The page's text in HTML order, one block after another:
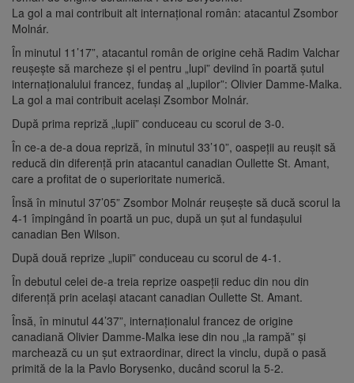
La gol a mai contribuit alt internațional român: atacantul Zsombor
Molnár.
În minutul 11’17”, atacantul român de origine cehă Radim Valchar
reușește să marcheze și el pentru „lupi” deviind în poartă șutul
internaționalului francez, fundaș al „lupilor”: Olivier Damme-Malka.
La gol a mai contribuit același Zsombor Molnár.
După prima repriză „lupii” conduceau cu scorul de 3-0.
În ce-a de-a doua repriză, în minutul 33’10”, oaspeții au reușit să
reducă din diferență prin atacantul canadian Oullette St. Amant,
care a profitat de o superioritate numerică.
Însă în minutul 37’05” Zsombor Molnár reușește să ducă scorul la
4-1 împingând în poartă un puc, după un șut al fundașului
canadian Ben Wilson.
După două reprize „lupii” conduceau cu scorul de 4-1.
În debutul celei de-a treia reprize oaspeții reduc din nou din
diferență prin același atacant canadian Oullette St. Amant.
Însă, în minutul 44’37”, internaționalul francez de origine
canadiană Olivier Damme-Malka iese din nou „la rampă” și
marchează cu un șut extraordinar, direct la vinclu, după o pasă
primită de la la Pavlo Borysenko, ducând scorul la 5-2.